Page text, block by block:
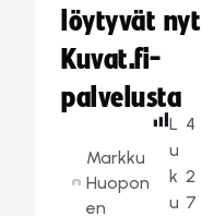
löytyvät nyt
Kuvat.fi-
palvelusta
Markku
Huopon
en
L
u
k
u
4
2
7